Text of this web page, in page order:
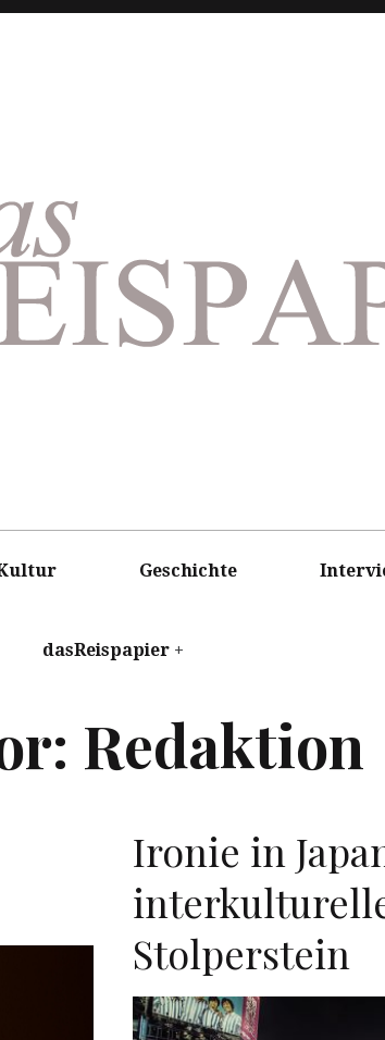
Geschichte
dasReispapier
Redaktion
Ironie in
Stolperstein